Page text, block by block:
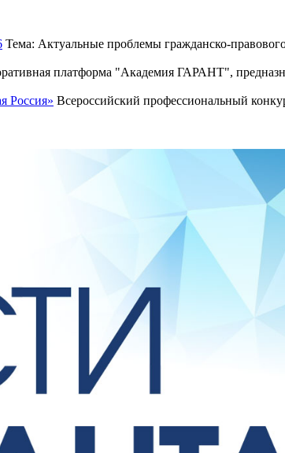
Тема: Актуальные проблемы гражданско-
платформа "Академия ГАРАНТ",
Россия» Всероссийский профессиональный